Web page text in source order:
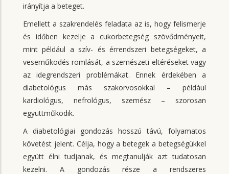
irányítja a beteget.
Emellett a szakrendelés feladata az is, hogy felismerje
és időben kezelje a cukorbetegség szövődményeit,
mint például a szív- és érrendszeri betegségeket, a
veseműködés romlását, a szemészeti eltéréseket vagy
az idegrendszeri problémákat. Ennek érdekében a
diabetológus más szakorvosokkal – például
kardiológus, nefrológus, szemész – szorosan
együttműködik.
A diabetológiai gondozás hosszú távú, folyamatos
követést jelent. Célja, hogy a betegek a betegségükkel
együtt élni tudjanak, és megtanulják azt tudatosan
kezelni. A gondozás része a rendszeres